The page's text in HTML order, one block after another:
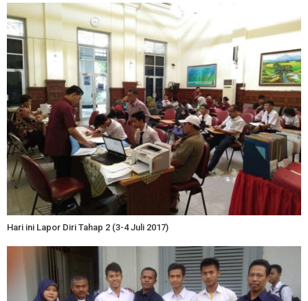
Hari ini Lapor Diri Tahap 2 (3-4 Juli 2017)